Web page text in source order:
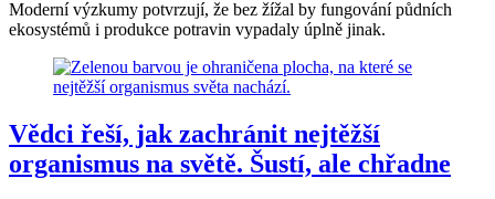
Moderní výzkumy potvrzují, že bez žížal by fungování půdních
ekosystémů i produkce potravin vypadaly úplně jinak.
Vědci řeší, jak zachránit nejtěžší
organismus na světě. Šustí, ale chřadne